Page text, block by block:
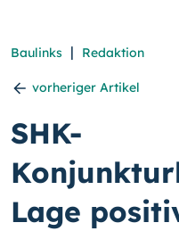
Baulinks | Redaktion
vorheriger Artikel
SHK-
Lage